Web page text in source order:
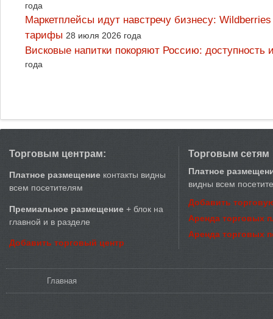
года
Маркетплейсы идут навстречу бизнесу:
тарифы 28 июля 2026 года
Висковые напитки покоряют Россию:
года
Торговым центрам:
Платное размещение контакты видны
всем посетителям
Премиальное размещение + блок на
главной и в разделе
Добавить торговый центр
Торговым сетям
Платное
видны всем
Добавить
Аренда торговых
Аренда торговых
Главная